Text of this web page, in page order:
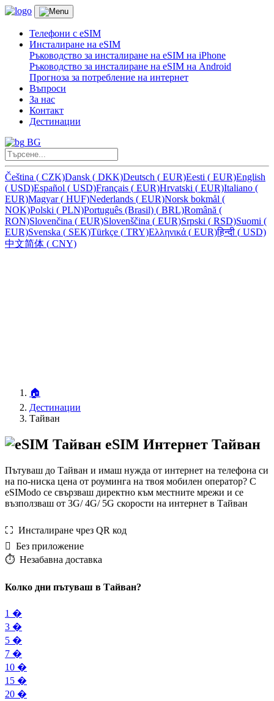
Телефони с eSIM
Инсталиране на eSIM
Ръководство за инсталиране на eSIM на iPhone
Ръководство за инсталиране на eSIM на Android
Прогноза за потребление на интернет
Въпроси
За нас
Контакт
Дестинации
BG
Čeština ( CZK)Dansk ( DKK)Deutsch ( EUR)Eesti ( EUR)English
( USD)Español ( USD)Français ( EUR)Hrvatski ( EUR)Italiano (
EUR)Magyar( HUF)Nederlands ( EUR)Norsk bokmål (
NOK)Polski ( PLN)Português (Brasil) ( BRL)Română (
RON)Slovenčina ( EUR)Slovenščina ( EUR)Srpski ( RSD)Suomi (
EUR)Svenska ( SEK)Türkçe ( TRY)Ελληνικά ( EUR)हिन्दी ( USD)
中文简体 ( CNY)
🏠
Дестинации
Тайван
eSIM Интернет Тайван
Пътуваш до Тайван и имаш нужда от интернет на телефона си
на по-ниска цена от роуминга на твоя мобилен оператор? С
eSIModo се свързваш директно към местните мрежи и се
възползваш от 3G/ 4G/ 5G скорости на интернет в Тайван
⛶️️ Инсталиране чрез QR код
️ Без приложение
⏱️️ Незабавна доставка
Колко дни пътуваш в Тайван?
1 �
3 �
5 �
7 �
10 �
15 �
20 �